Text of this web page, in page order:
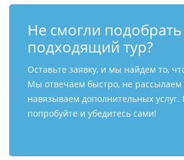
Не смогли подобрать
подходящий тур?
Оставьте заявку, и мы найдем то,
Мы отвечаем быстро, не рассылаем
навязываем дополнительных услуг.
попробуйте и убедитесь сами!